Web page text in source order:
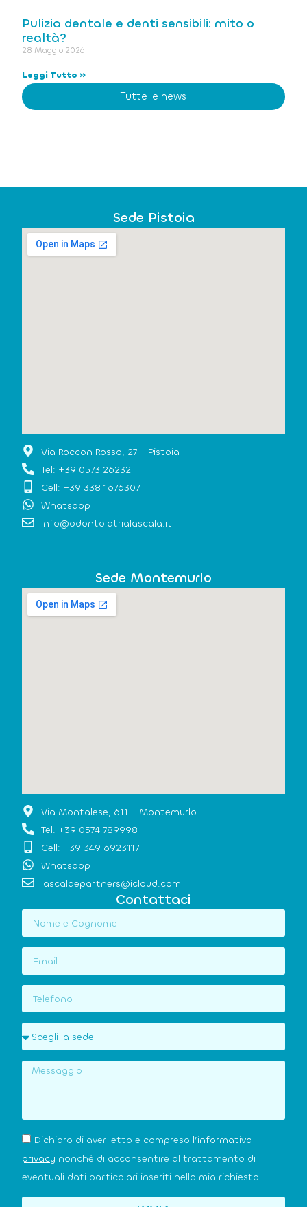
Pulizia dentale e denti sensibili: mito o
realtà?
28 Maggio 2026
Leggi Tutto »
Tutte le news
Sede Pistoia
Via Roccon Rosso, 27 - Pistoia
Tel: +39 0573 26232
Cell: +39 338 1676307
Whatsapp
info@odontoiatrialascala.it
Sede Montemurlo
Via Montalese, 611 - Montemurlo
Tel. +39 0574 789998
Cell: +39 349 6923117
Whatsapp
lascalaepartners@icloud.com
Contattaci
Dichiaro di aver letto e compreso l’informativa
privacy nonché di acconsentire al trattamento di
eventuali dati particolari inseriti nella mia richiesta